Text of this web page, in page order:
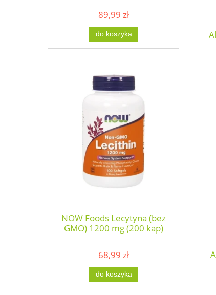
89,99 zł
do koszyka
NOW Foods Lecytyna (bez
GMO) 1200 mg (200 kap)
68,99 zł
do koszyka